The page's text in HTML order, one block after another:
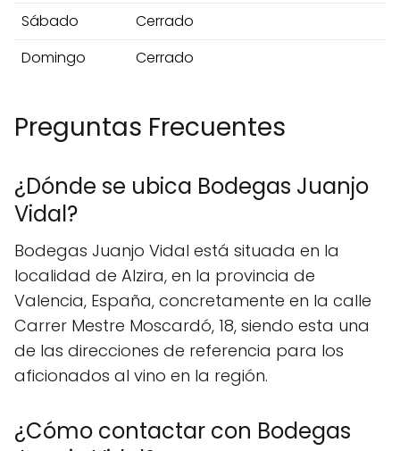
Sábado
Cerrado
Domingo
Cerrado
Preguntas Frecuentes
¿Dónde se ubica Bodegas Juanjo
Vidal?
Bodegas Juanjo Vidal está situada en la
localidad de Alzira, en la provincia de
Valencia, España, concretamente en la calle
Carrer Mestre Moscardó, 18, siendo esta una
de las direcciones de referencia para los
aficionados al vino en la región.
¿Cómo contactar con Bodegas